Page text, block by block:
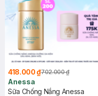
418.000 ₫702.000 ₫
Anessa
Sữa Chống Nắng Anessa